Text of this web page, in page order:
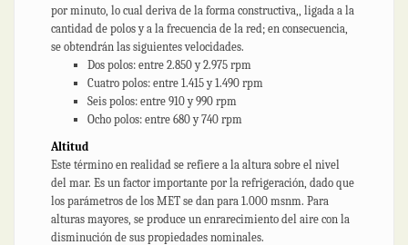
por minuto, lo cual deriva de la forma constructiva,, ligada a la
cantidad de polos y a la frecuencia de la red; en consecuencia,
se obtendrán las siguientes velocidades.
Dos polos: entre 2.850 y 2.975 rpm
Cuatro polos: entre 1.415 y 1.490 rpm
Seis polos: entre 910 y 990 rpm
Ocho polos: entre 680 y 740 rpm
Altitud
Este término en realidad se refiere a la altura sobre el nivel
del mar. Es un factor importante por la refrigeración, dado que
los parámetros de los MET se dan para 1.000 msnm. Para
alturas mayores, se produce un enrarecimiento del aire con la
disminución de sus propiedades nominales.